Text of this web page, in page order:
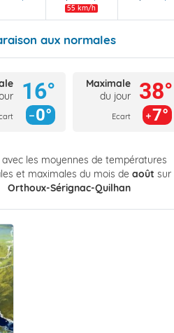
55 km/h
aux normales
16°
0°
Maximale
du jour
Ecart
38°
7°
avec les moyennes de températures
et maximales du mois de août sur
Orthoux-Sérignac-Quilhan